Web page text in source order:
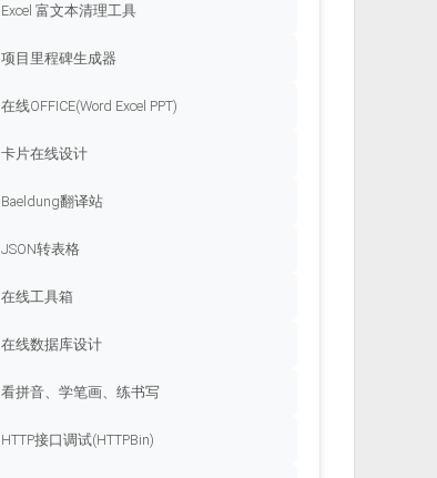
Excel 富文本清理工具
项目里程碑生成器
在线OFFICE(Word Excel PPT)
卡片在线设计
Baeldung翻译站
JSON转表格
在线工具箱
在线数据库设计
看拼音、学笔画、练书写
HTTP接口调试(HTTPBin)